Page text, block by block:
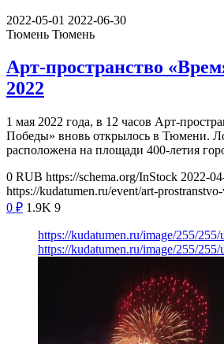
2022-05-01 2022-06-30
Тюмень Тюмень
Арт-пространство
2022
1 мая 2022 года, в 12 часов Арт-
Победы» вновь открылось в Тюмени.
расположена на площади 400-летия
0 RUB https://schema.org/InStock 2022-
https://kudatumen.ru/event/art-
0 ₽ 1.9K 9
https://kudatumen.ru/image/255/
https://kudatumen.ru/image/255/